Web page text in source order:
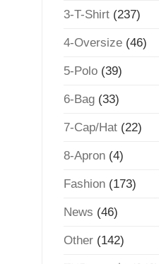
3-T-Shirt(237)
4-Oversize(46)
5-Polo(39)
6-Bag(33)
7-Cap/Hat(22)
8-Apron(4)
Fashion(173)
News (46)
Other(142)